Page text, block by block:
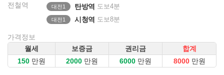
전철역
대전1 탄방역 도보4분
대전1 시청역 도보8분
가격정보
월세
보증금 권리금
합계
만원
만원 만원 만원